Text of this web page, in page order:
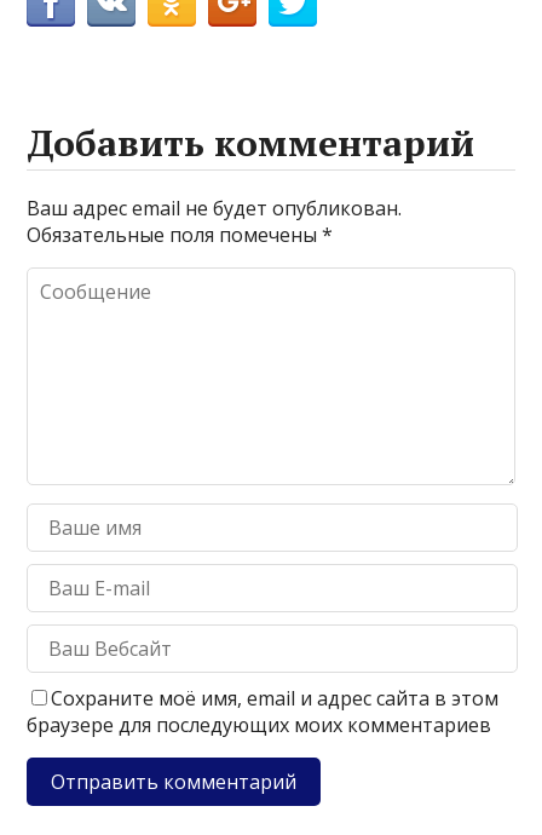
Добавить комментарий
Ваш адрес email не будет опубликован.
Обязательные поля помечены*
Сохраните моё имя, email и адрес сайта в этом
браузере для последующих моих комментариев